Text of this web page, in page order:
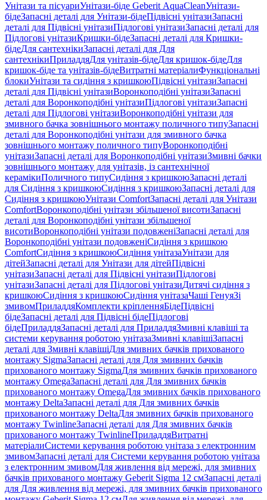
Унітази та пісуариУнітази-біде Geberit AquaCleanУнітази-
бідеЗапасні деталі для Унітази-бідеПідвісні унітазиЗапасні
деталі для Підвісні унітазиПідлогові унітазиЗапасні деталі для
Підлогові унітазиКришки-бідеЗапасні деталі для Кришки-
бідеДля сантехнікиЗапасні деталі для Для
сантехнікиПриладдяДля унітазів-бідеДля кришок-бідеДля
кришок-біде та унітазів-бідеВитратні матеріалиФункціональні
блокиУнітази та сидіння з кришкоюПідвісні унітазиЗапасні
деталі для Підвісні унітазиВоронкоподібні унітазиЗапасні
деталі для Воронкоподібні унітазиПідлогові унітазиЗапасні
деталі для Підлогові унітазиВоронкоподібні унітази для
змивного бачка зовнішнього монтажу поличного типуЗапасні
деталі для Воронкоподібні унітази для змивного бачка
зовнішнього монтажу поличного типуВоронкоподібні
унітазиЗапасні деталі для Воронкоподібні унітазиЗмивні бачки
зовнішнього монтажу для унітазів, із сантехнічної
керамікиПоличного типуСидіння з кришкоюЗапасні деталі
для Сидіння з кришкоюСидіння з кришкоюЗапасні деталі для
Сидіння з кришкоюУнітази ComfortЗапасні деталі для Унітази
ComfortВоронкоподібні унітази збільшеної висотиЗапасні
деталі для Воронкоподібні унітази збільшеної
висотиВоронкоподібні унітази подовженіЗапасні деталі для
Воронкоподібні унітази подовженіСидіння з кришкою
ComfortСидіння з кришкоюСидіння унітазаУнітази для
дітейЗапасні деталі для Унітази для дітейПідвісні
унітазиЗапасні деталі для Підвісні унітазиПідлогові
унітазиЗапасні деталі для Підлогові унітазиДитячі сидіння з
кришкоюСидіння з кришкоюСидіння унітазаЧаші ГенуяЗі
змивомПриладдяКомплекти кріпленняБідеПідвісні
бідеЗапасні деталі для Підвісні бідеПідлогові
бідеПриладдяЗапасні деталі для ПриладдяЗмивні клавіші та
системи керування роботою унітазаЗмивні клавішіЗапасні
деталі для Змивні клавішіДля змивних бачків прихованого
монтажу SigmaЗапасні деталі для Для змивних бачків
прихованого монтажу SigmaДля змивних бачків прихованого
монтажу OmegaЗапасні деталі для Для змивних бачків
прихованого монтажу OmegaДля змивних бачків прихованого
монтажу DeltaЗапасні деталі для Для змивних бачків
прихованого монтажу DeltaДля змивних бачків прихованого
монтажу TwinlineЗапасні деталі для Для змивних бачків
прихованого монтажу TwinlineПриладдяВитратні
матеріалиСистеми керування роботою унітаза з електронним
змивомЗапасні деталі для Системи керування роботою унітаза
з електронним змивомДля живлення від мережі, для змивних
бачків прихованого монтажу Geberit Sigma 12 смЗапасні деталі
для Для живлення від мережі, для змивних бачків прихованого